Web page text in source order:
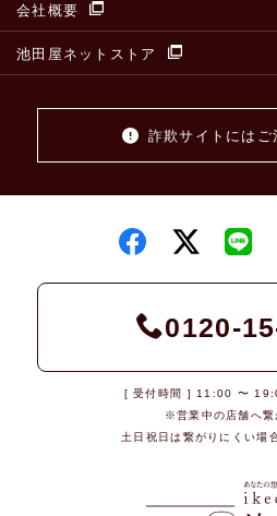
会社概要
池田屋ネットストア
詐欺サイトにはご
0120-
[ 受付時間 ] 11:00 〜
※営業中の店舗へ繋
土日祝日は繋がりにくい場